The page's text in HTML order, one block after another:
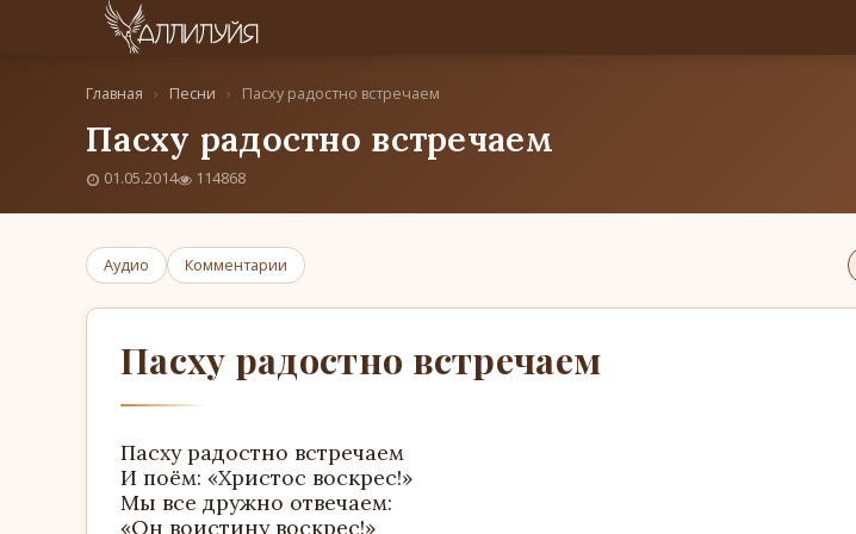
Главная › Песни › Пасху радостно встречаем
Пасху радостно встречаем
01.05.2014 114868
Аудио Комментарии
Пасху радостно встречаем
Пасху радостно встречаем
И поём: «Христос воскрес!»
Мы все дружно отвечаем:
«Он воистину воскрес!»